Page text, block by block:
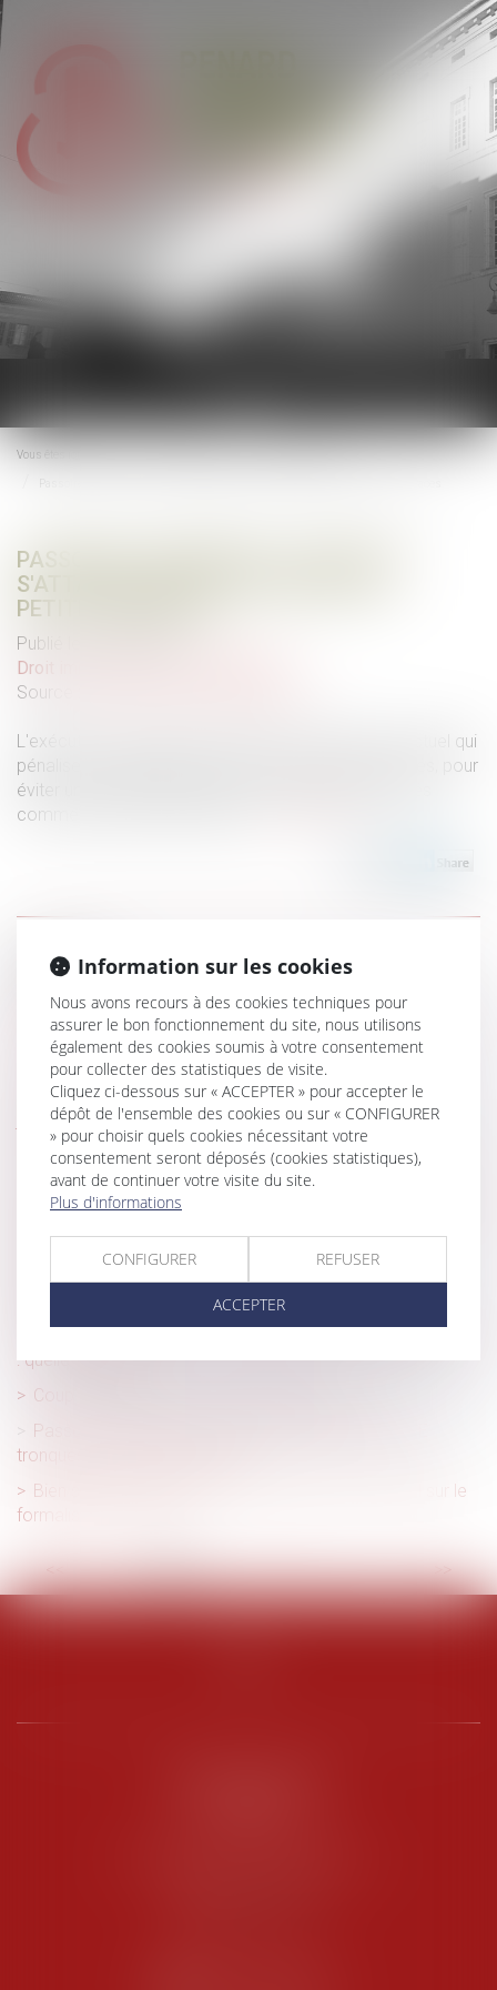
le
menu
Vous êtes ici :
PASSOIRES THERMIQUES : L'EXÉCUTIF
S'ATTAQUE AUX DPE TRONQUÉS DES
PETITES SURFACES
Publié le :
Droit immobilier
Source :
L'exécutif va modifier, par arrêté, le calcul du DPE actuel qui
pénalise les logements de moins de 40 mètres carrés, pour
éviter un nombre important de classements injustifiés
comme passoires thermiques...
Historique
Rappel : le locataire est libéré de l’obligation de payer le
loyer à l’expiration du délai de préavis
Comment sont calculées les révisions de loyer ?
Encadrement des loyers : le dispositif est reconduit
jusqu’en juillet 2025
Le délai de paiement imparti au locataire par la nouvelle
loi ne s'applique pas aux contrats en cours
Bail mobilité : comment le projet phare de la loi Elan a été
détourné de son objectif
régulation des meublés de tourisme à l'échelle locale
: quelle sanction ?
Coup d’envoi pour le dispositif Bail Rénov’ !
Passoires thermiques : l'exécutif s'attaque aux DPE
tronqués des petites surfaces
Bien situé en zone tendue et préavis réduit : rappel sur le
formalisme du congé
<< < 1 2 3 4 5 6 7 ... > >>
Information sur les cookies
Nous avons recours à des cookies techniques pour
assurer le bon fonctionnement du site, nous utilisons
également des cookies soumis à votre consentement
pour collecter des statistiques de visite.
Cliquez ci-dessous sur « ACCEPTER » pour accepter le
dépôt de l'ensemble des cookies ou sur « CONFIGURER
» pour choisir quels cookies nécessitant votre
consentement seront déposés (cookies statistiques),
avant de continuer votre visite du site.
Plus d'informations
CONFIGURER REFUSER
ACCEPTER